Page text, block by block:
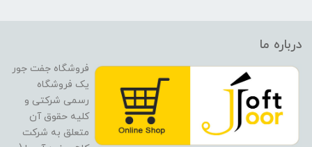
درباره ما
فروشگاه جفت جور
یک فروشگاه
رسمی شرکتی و
کلیه حقوق آن
متعلق به شرکت